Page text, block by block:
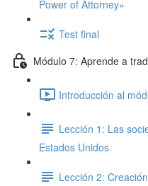
Power of Attorney»
Test final
Módulo 7: Aprende a
Introducción al
Lección 1: Las
Estados Unidos
Lección 2: